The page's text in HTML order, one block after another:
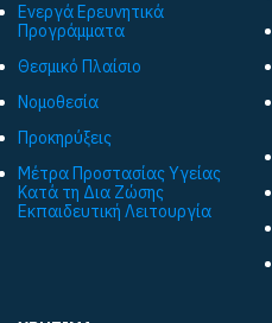
Ενεργά Ερευνητικά
Προγράμματα
Θεσμικό Πλαίσιο
Νομοθεσία
Προκηρύξεις
Μέτρα Προστασίας Υγείας
Κατά τη Δια Ζώσης
Εκπαιδευτική Λειτουργία